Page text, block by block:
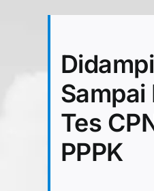
Sampai
Tes
PPPK